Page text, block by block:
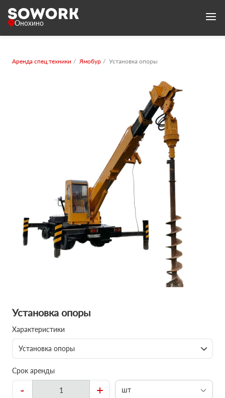
Онохино
Аренда спец.техники Ямобур Установка опоры
Установка опоры
Характеристики
Установка опоры
Срок аренды
- + шт